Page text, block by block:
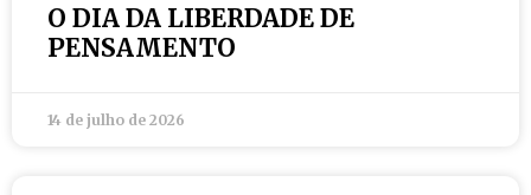
O DIA DA LIBERDADE DE
PENSAMENTO
14 de julho de 2026